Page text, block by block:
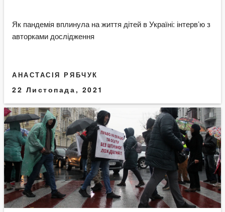
Як пандемія вплинула на життя дітей в Україні: інтерв’ю з
авторками дослідження
АНАСТАСІЯ РЯБЧУК
22 Листопада, 2021